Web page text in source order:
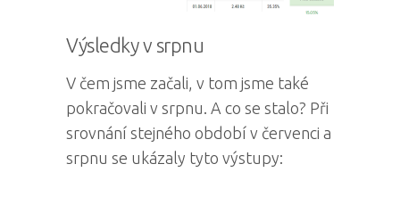
Výsledky v srpnu
V čem jsme začali, v tom jsme také
pokračovali v srpnu. A co se stalo? Při
srovnání stejného období v červenci a
srpnu se ukázaly tyto výstupy: